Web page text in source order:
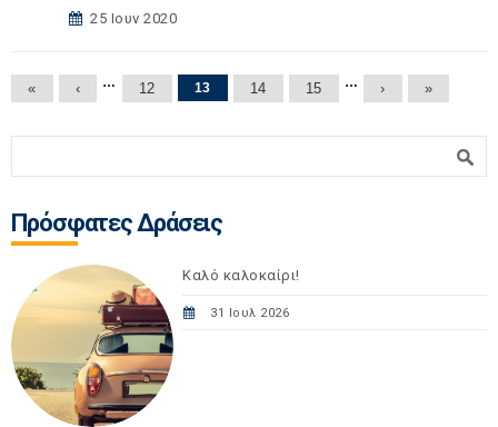
25 Ιουν 2020
Σελίδες
« ‹ … 12 13 14 15 … › »
Πρόσφατες Δράσεις
Καλό καλοκαίρι!
31 Ιουλ 2026